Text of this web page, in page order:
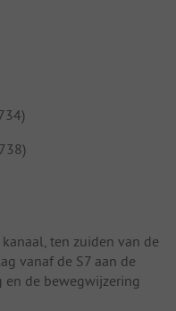
ten zuiden van de
vanaf de S7 aan de
en de bewegwijzering